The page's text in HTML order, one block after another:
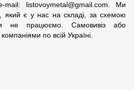
listovoymetal@gmail.com. Ми
який є у нас на складі, за схемою
не працюємо. Самовивіз або
по всій Україні.